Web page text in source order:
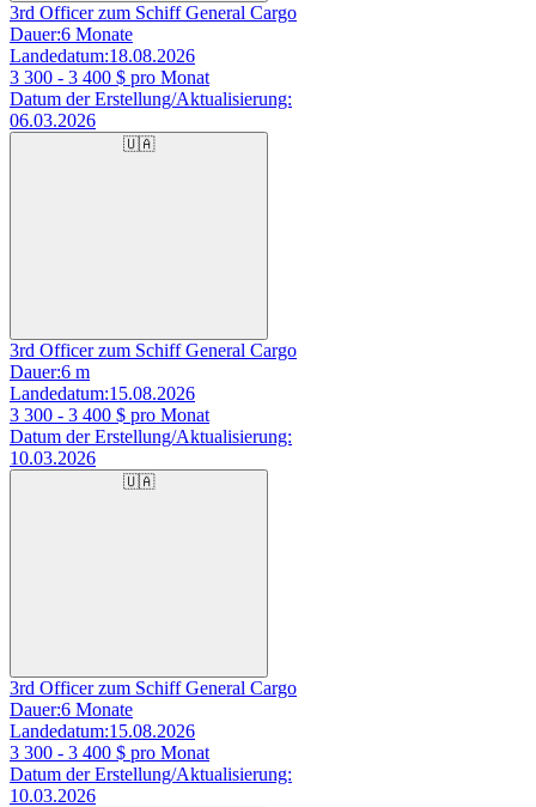
3rd Officer zum Schiff General Cargo
Dauer:6 Monate
Landedatum:18.08.2026
3 300 - 3 400 $ pro Monat
Datum der Erstellung/Aktualisierung:
06.03.2026
🇺🇦
3rd Officer zum Schiff General Cargo
Dauer:6 m
Landedatum:15.08.2026
3 300 - 3 400 $ pro Monat
Datum der Erstellung/Aktualisierung:
10.03.2026
🇺🇦
3rd Officer zum Schiff General Cargo
Dauer:6 Monate
Landedatum:15.08.2026
3 300 - 3 400 $ pro Monat
Datum der Erstellung/Aktualisierung:
10.03.2026